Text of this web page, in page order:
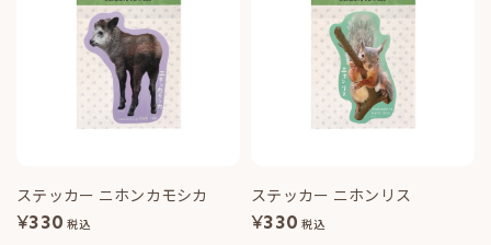
ステッカー ニホンカモシカ
¥330 税込
ステッカー ニホンリス
¥330 税込